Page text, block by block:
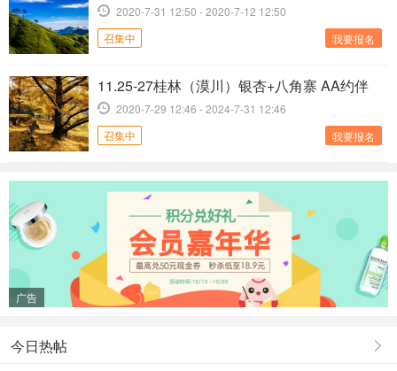
2020-7-31 12:50 - 2020-7-12 12:50
召集中
我要报名
11.25-27桂林（漠川）银杏+八角寨 AA约伴
2020-7-29 12:46 - 2024-7-31 12:46
召集中
我要报名
广告
今日热帖